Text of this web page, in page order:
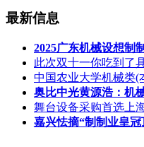
最新信息
2025广东机械设想制
此次双十一你吃到了
中国农业大学机械类(
奥比中光黄源浩：机
舞台设备采购首选上
嘉兴怯摘“制制业皇